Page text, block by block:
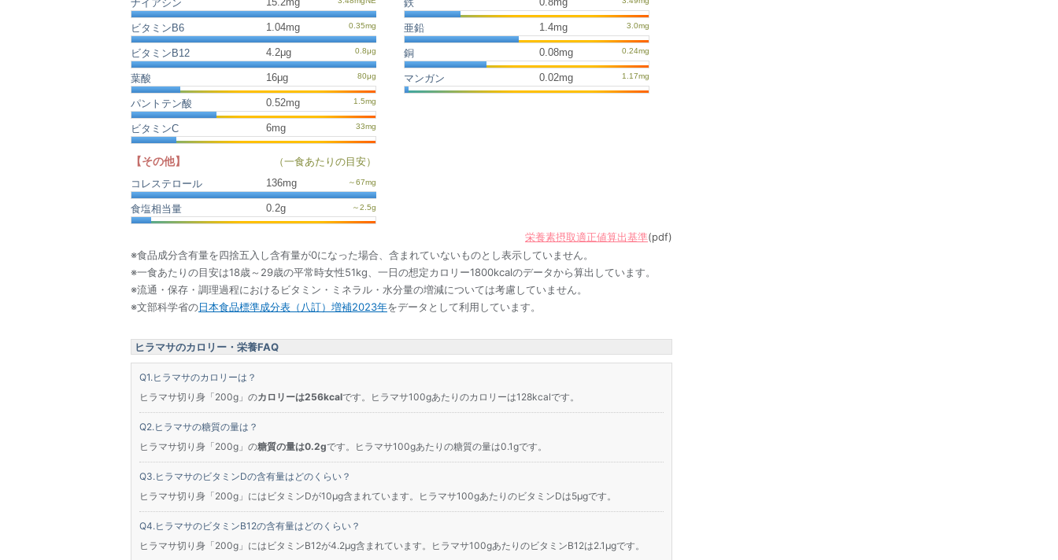
ナイアシン
ビタミンB6 1.04mg
ビタミンB12 4.2μg
葉酸 16μg
パントテン酸 0.52mg
ビタミンC 6mg
鉄
亜鉛 1.4mg
銅 0.08mg
マンガン 0.02mg
【その他】
（一食あたりの目安）
コレステロール
136mg
食塩相当量 0.2g
栄養素摂取適正値算出基準(pdf)
※食品成分含有量を四捨五入し含有量が0になった場合、含まれていないものとし表示していません。
※一食あたりの目安は18歳～29歳の平常時女性51kg、一日の想定カロリー1800kcalのデータから算出しています。
※流通・保存・調理過程におけるビタミン・ミネラル・水分量の増減については考慮していません。
※文部科学省の日本食品標準成分表（八訂）増補2023年をデータとして利用しています。
ヒラマサのカロリー・栄養FAQ
ヒラマサのカロリーは？
ヒラマサ切り身「200g」のカロリーは256kcalです。ヒラマサ100gあたりのカロリーは128kcalです。
ヒラマサの糖質の量は？
ヒラマサ切り身「200g」の糖質の量は0.2gです。ヒラマサ100gあたりの糖質の量は0.1gです。
ヒラマサのビタミンDの含有量はどのくらい？
ヒラマサ切り身「200g」にはビタミンDが10μg含まれています。ヒラマサ100gあたりのビタミンDは5μgです。
ヒラマサのビタミンB12の含有量はどのくらい？
ヒラマサ切り身「200g」にはビタミンB12が4.2μg含まれています。ヒラマサ100gあたりのビタミンB12は2.1μgです。